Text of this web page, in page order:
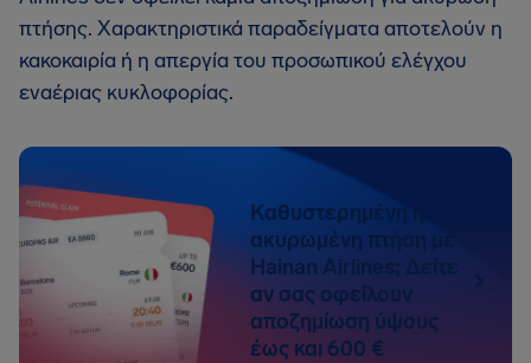
πτήσης. Χαρακτηριστικά παραδείγματα αποτελούν η
κακοκαιρία ή η απεργία του προσωπικού ελέγχου
εναέριας κυκλοφορίας.
Καθυστερημένη ή
ακυρωμένη πτήση με
Hainan Airlines; Δείτε
αν σας οφείλουν
αποζημίωση ύψους
έως και 600 €